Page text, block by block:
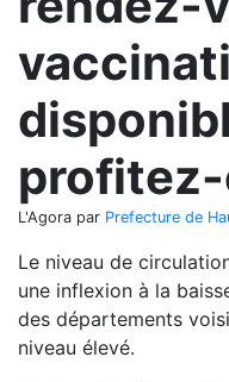
profitez-
L'Agora par Prefecture de
Le niveau de
une inflexion à la
des départements
niveau élevé.